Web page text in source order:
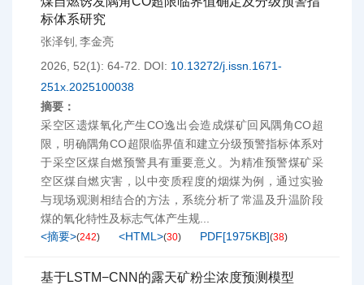
标体系研究
张泽钊, 李金亮
2026, 52(1): 64-72.
DOI: 10.13272/j.issn.1671-
251x.2025100038
摘要：
采空区遗煤氧化产生CO逸出会造成煤矿回风隅角CO超
限，明确隅角CO超限临界值和建立分级预警指标体系对
于采空区煤自燃预警具有重要意义。为精准预警煤矿采
空区煤自燃灾害，以中变质程度的烟煤为例，通过实验
与现场观测相结合的方法，系统分析了常温及升温阶段
煤的氧化特性及标志气体产生规...
<摘要>(242) <HTML>(30) PDF[1975KB](38)
基于LSTM−CNN的露天矿粉尘浓度预测模型